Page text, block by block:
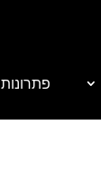
פתרונות